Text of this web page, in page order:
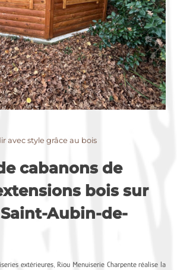
avec style grâce au bois
cabanons de
bois sur
Aubin-de-
extérieures, Riou Menuiserie Charpente réalise la